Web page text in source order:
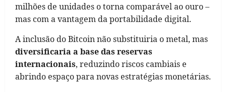
milhões de unidades o torna comparável ao ouro –
mas com a vantagem da portabilidade digital.
A inclusão do Bitcoin não substituiria o metal, mas
diversificaria a base das reservas
internacionais, reduzindo riscos cambiais e
abrindo espaço para novas estratégias monetárias.